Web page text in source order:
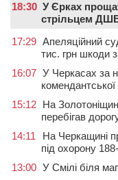
18:30 У Єрках
стрільцем
17:29 Апеляційний
тис. грн шкоди
16:07 У Черкасах за
15:12 На
перебігав
14:11
На Черкащині
під охорону
13:00 У Смілі біля